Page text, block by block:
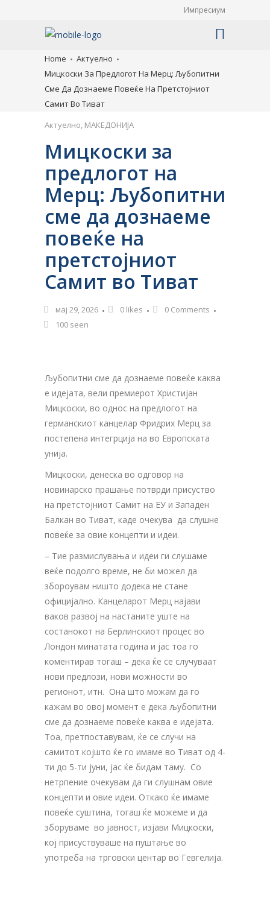
Импресиум
Home
Актуелно
Мицкоски За Предлогот На Мерц: Љубопитни
Сме Да Дознаеме Повеќе На Претстојниот
Самит Во Тиват
Актуелно, МАКЕДОНИЈА
Мицкоски за
предлогот на
Мерц: Љубопитни
сме да дознаеме
повеќе на
претстојниот
Самит во Тиват
мај 29, 2026 0 likes
0 Comments
100 seen
Љубопитни сме да дознаеме повеќе каква
е идејата, вели премиерот Христијан
Мицкоски, во однос на предлогот на
германскиот канцелар Фридрих Мерц за
постепена интегрција на во Европската
унија.
Мицкоски, денеска во одговор на
новинарско прашање потврди присуство
на претстојниот Самит на ЕУ и Западен
Балкан во Тиват, каде очекува да слушне
повеќе за овие концепти и идеи.
– Тие размислувања и идеи ги слушаме
веќе подолго време, не би можел да
збороувам ништо додека не стане
официјално. Канцеларот Мерц најави
ваков развој на настаните уште на
состанокот на Берлинскиот процес во
Лондон минатата година и јас тоа го
коментирав тогаш – дека ќе се случуваат
нови предлози, нови можности во
регионот, итн. Она што можам да го
кажам во овој момент е дека љубопитни
сме да дознаеме повеќе каква е идејата.
Тоа, претпоставувам, ќе се случи на
самитот којшто ќе го имаме во Тиват од 4-
ти до 5-ти јуни, јас ќе бидам таму. Со
нетрпение очекувам да ги слушнам овие
концепти и овие идеи. Откако ќе имаме
повеќе суштина, тогаш ќе можеме и да
зборуваме во јавност, изјави Мицкоски,
кој присуствуваше на пуштање во
употреба на трговски центар во Гевгелија.